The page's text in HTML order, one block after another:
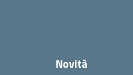
Novità